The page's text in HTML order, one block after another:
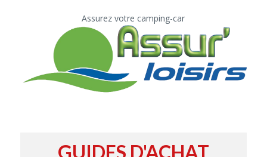
Assurez votre camping-car
GUIDES D'ACHAT